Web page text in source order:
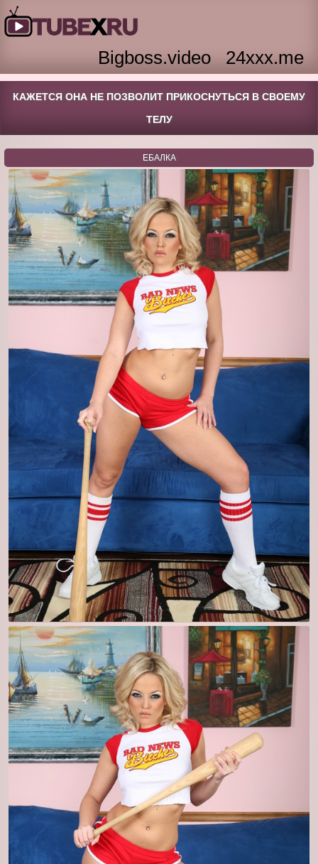
Bigboss.video 24xxx.me
КАЖЕТСЯ ОНА НЕ ПОЗВОЛИТ ПРИКОСНУТЬСЯ В СВОЕМУ
ТЕЛУ
ЕБАЛКА